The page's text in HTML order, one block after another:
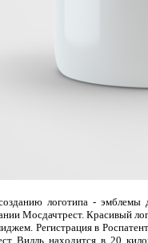
логотипа - эмблемы
Мосдачтрест. Красивый
Регистрация в
Вилль находится в 20